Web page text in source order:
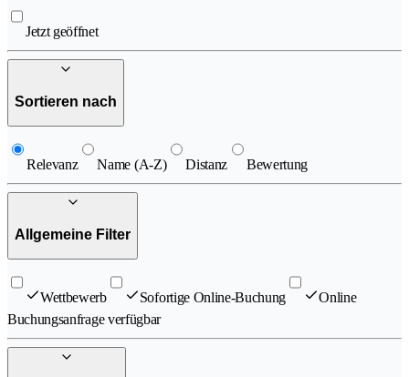
Jetzt geöffnet
Sortieren nach
Relevanz Name (A-Z) Distanz Bewertung
Allgemeine Filter
Wettbewerb Sofortige Online-Buchung
Online
Buchungsanfrage verfügbar